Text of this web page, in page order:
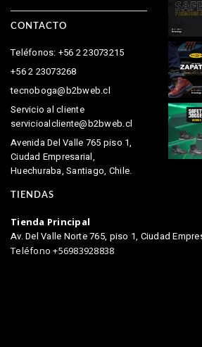
CONTACTO
Teléfonos: +56 2 23073215
+56 2 23073268
tecnoboga@b2bweb.cl
Servicio al cliente
servicioalcliente@b2bweb.cl
Avenida Del Valle 765 piso 1,
Ciudad Empresarial,
Huechuraba, Santiago, Chile.
TIENDAS
Tienda Principal
Av. Del Valle Norte 765, piso 1, Ciudad
Teléfono +56983928838